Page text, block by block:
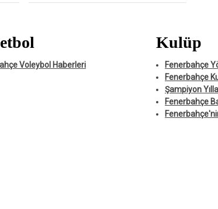
Voleybol Haberleri
Kulüp
Fenerbahçe
Fenerbahçe
Şampiyon
Fenerbahçe